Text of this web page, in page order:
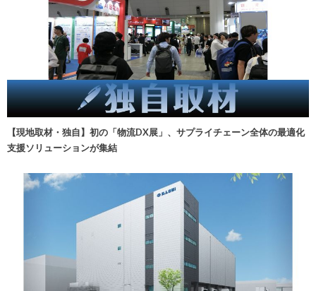
【現地取材・独自】初の「物流DX展」、サプライチェーン全体の最適化
支援ソリューションが集結